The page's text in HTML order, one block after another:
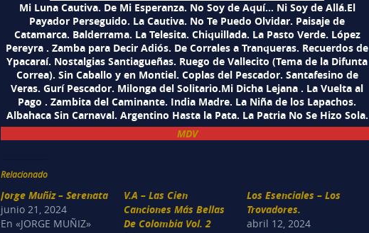
Mi Luna Cautiva. De Mi Esperanza. No Soy de Aquí… Ni Soy de Allá.El
Payador Perseguido. La Cautiva. No Te Puedo Olvidar. Paisaje de
Catamarca. Balderrama. La Telesita. Chiquillada. La Pasto Verde. López
Pereyra . Zamba para Decir Adiós. De Corrales a Tranqueras. Recuerdos de
Ypacaraí. Nostalgias Santiagueñas. Ruego de Vallecito (Tema de la Difunta
Correa). Sin Caballo y en Montiel. Coplas del Pescador. Santafesino de
Veras. Gurí Pescador. Milonga del Solitario.Mi Dicha Lejana . La Vuelta al
Pago . Zambita del Caminante. India Madre. La Niña de los Lapachos.
Albahaca Sin Carnaval. Argentino Hasta la Pata. La Patria No Se Hizo Sola.
MDV
Relacionado
Jorge Muñiz – Serenata
junio 21, 2024
En «JORGE MUÑIZ»
V.A – Las Cien
Canciones Más Bellas
De Colombia Vol. 2
Los Esenciales – Los
Trovadores.
abril 12, 2024